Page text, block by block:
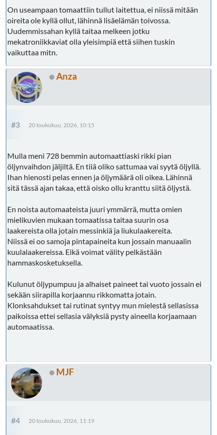
On useampaan tomaattiin tullut laitettua, ei niissä mitään
oireita ole kyllä ollut, lähinnä lisäelämän toivossa.
Uudemmissahan kyllä taitaa melkeen jotku
mekatroniikkaviat olla yleisimpiä että siihen tuskin
vaikuttaa mitn.
Anza
#3 20 toukokuu, 2026, 10:15
Mulla meni 728 bemmin automaattiaski rikki pian
öljynvaihdon jäljiltä. En tiiä oliko sattumaa vai syytä öljyllä.
Ihan hienosti pelas ennen ja öljymäärä oli oikea. Lähinnä
sitä tässä ajan takaa, että oisko ollu kranttu siitä öljystä.
En noista automaateista juuri ymmärrä, mutta omien
mielikuvien mukaan tomaatissa taitaa suurin osa
laakereista olla jotain messinkiä ja liukulaakereita.
Niissä ei oo samoja pintapaineita kun jossain manuaalin
kuulalaakereissa. Eikä voimat välity pelkästään
hammaskosketuksella.
Kulunut öljypumpuu ja alhaiset paineet tai vuoto jossain ei
sekään siirapilla korjaannu rikkomatta jotain.
Klonksahdukset tai rutinat syntyy mun mielestä sellasissa
paikoissa ettei sellasia välyksiä pysty aineella korjaamaan
automaatissa.
MJF
#4 20 toukokuu, 2026, 11:19